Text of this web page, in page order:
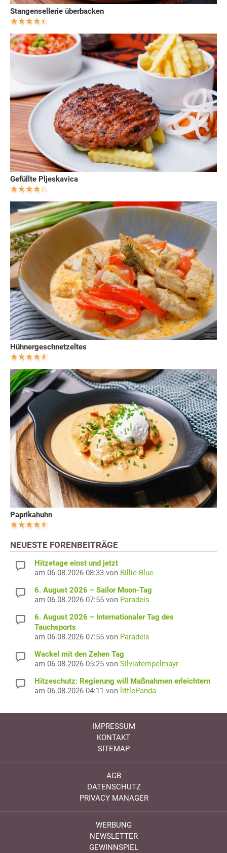
Stangensellerie überbacken
Gefüllte Pljeskavica
Hühnergeschnetzeltes
Paprikahuhn
NEUESTE FORENBEITRÄGE
Hitzetage einst und jetzt
am 06.08.2026 08:33 von Billie-Blue
6. August 2026 – Sailor Moon-Tag
am 06.08.2026 07:55 von Paradeis
6. August 2026 – Internationaler Tag des
Tauchsports
am 06.08.2026 07:55 von Paradeis
Wackel mit den Zehen Tag
am 06.08.2026 05:25 von Silviatempelmayr
Hitzeschutz: Regierung will Maßnahmen erleichtern
am 06.08.2026 04:11 von littlePanda
IMPRESSUM
KONTAKT
SITEMAP
AGB
DATENSCHUTZ
PRIVACY MANAGER
WERBUNG
NEWSLETTER
GEWINNSPIEL